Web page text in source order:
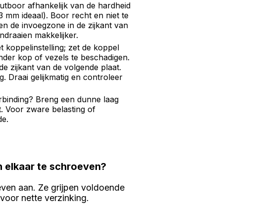
afhankelijk van de hardheid
mm ideaal). Boor recht en niet te
de invoegzone in de zijkant van
makkelijker.
koppelinstelling; zet de koppel
kop of vezels te beschadigen.
zijkant van de volgende plaat.
Draai gelijkmatig en controleer
Breng een dunne laag
Voor zware belasting of
elkaar te schroeven?
aan. Ze grijpen voldoende
nette verzinking.